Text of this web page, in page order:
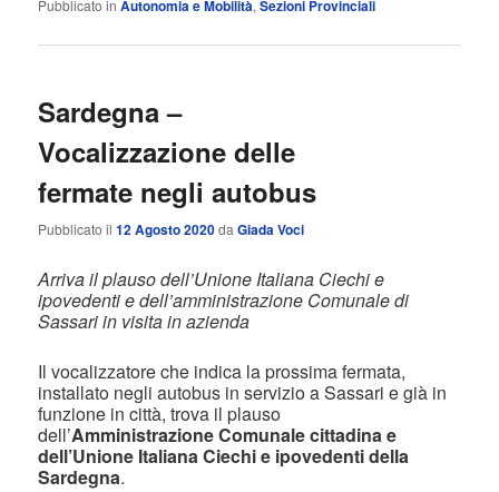
Pubblicato in Autonomia e Mobilità,Sezioni Provinciali
Sardegna –
Vocalizzazione delle
fermate negli autobus
Pubblicato il12 Agosto 2020daGiada Voci
Arriva il plauso dell’Unione Italiana Ciechi e
ipovedenti e dell’amministrazione Comunale di
Sassari in visita in azienda
Il vocalizzatore che indica la prossima fermata,
installato negli autobus in servizio a Sassari e già in
funzione in città, trova il plauso
dell’Amministrazione Comunale cittadina e
dell’Unione Italiana Ciechi e ipovedenti della
Sardegna.